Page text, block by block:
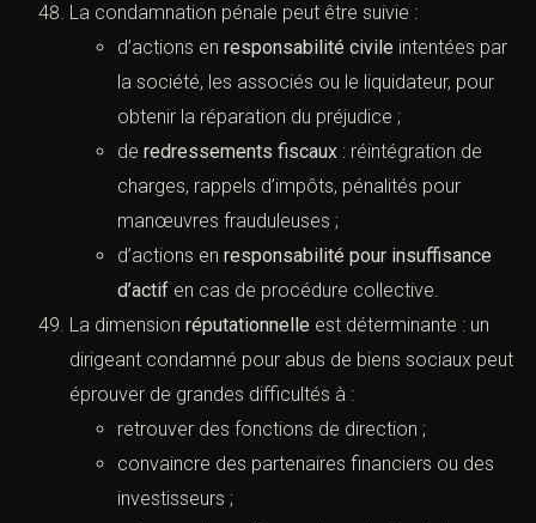
La condamnation pénale peut être suivie :
d’actions en responsabilité civile intentées par
la société, les associés ou le liquidateur, pour
obtenir la réparation du préjudice ;
de redressements fiscaux : réintégration de
charges, rappels d’impôts, pénalités pour
manœuvres frauduleuses ;
d’actions en responsabilité pour insuffisance
d’actif en cas de procédure collective.
La dimension réputationnelle est déterminante : un
dirigeant condamné pour abus de biens sociaux peut
éprouver de grandes difficultés à :
retrouver des fonctions de direction ;
convaincre des partenaires financiers ou des
investisseurs ;